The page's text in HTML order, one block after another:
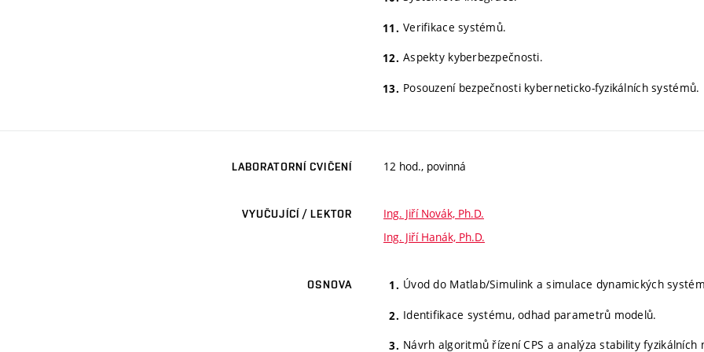
Verifikace systémů.
Aspekty kyberbezpečnosti.
Posouzení bezpečnosti kyberneticko-fyzikálních systémů.
LABORATORNÍ CVIČENÍ 12 hod., povinná
VYUČUJÍCÍ / LEKTOR
Ing. Jiří Novák, Ph.D.
Ing. Jiří Hanák, Ph.D.
OSNOVA Úvod do Matlab/Simulink a simulace dynamických
Identifikace systému, odhad parametrů modelů.
Návrh algoritmů řízení CPS a analýza stability fyzikálních